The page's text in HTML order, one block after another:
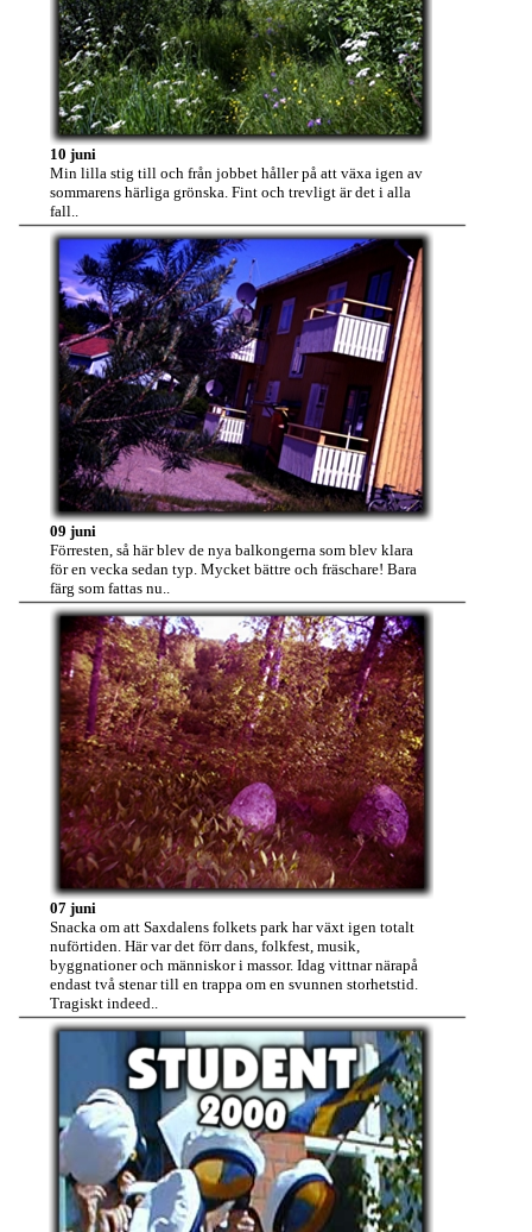
10 juni
Min lilla stig till och från jobbet håller på att växa igen av
sommarens härliga grönska. Fint och trevligt är det i alla
fall..
09 juni
Förresten, så här blev de nya balkongerna som blev klara
för en vecka sedan typ. Mycket bättre och fräschare! Bara
färg som fattas nu..
07 juni
Snacka om att Saxdalens folkets park har växt igen totalt
nuförtiden. Här var det förr dans, folkfest, musik,
byggnationer och människor i massor. Idag vittnar närapå
endast två stenar till en trappa om en svunnen storhetstid.
Tragiskt indeed..